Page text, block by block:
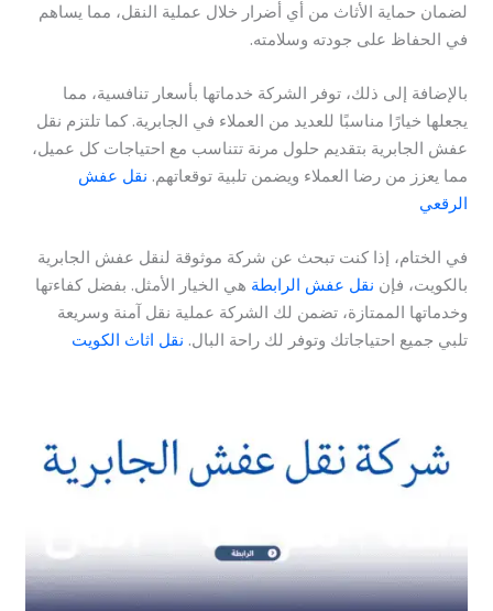
لضمان حماية الأثاث من أي أضرار خلال عملية النقل، مما يساهم
في الحفاظ على جودته وسلامته.
بالإضافة إلى ذلك، توفر الشركة خدماتها بأسعار تنافسية، مما
يجعلها خيارًا مناسبًا للعديد من العملاء في الجابرية. كما تلتزم نقل
عفش الجابرية بتقديم حلول مرنة تتناسب مع احتياجات كل عميل،
مما يعزز من رضا العملاء ويضمن تلبية توقعاتهم. نقل عفش
الرقعي
في الختام، إذا كنت تبحث عن شركة موثوقة لنقل عفش الجابرية
بالكويت، فإن نقل عفش الرابطة هي الخيار الأمثل. بفضل كفاءتها
وخدماتها الممتازة، تضمن لك الشركة عملية نقل آمنة وسريعة
تلبي جميع احتياجاتك وتوفر لك راحة البال. نقل اثاث الكويت